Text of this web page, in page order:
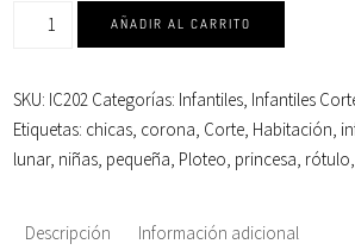
AÑADIR AL CARRITO
SKU: IC202 Categorías: Infantiles, Infantiles
Etiquetas: chicas, corona, Corte, Habitación,
lunar, niñas, pequeña, Ploteo, princesa, rótulo,
Descripción Información adicional